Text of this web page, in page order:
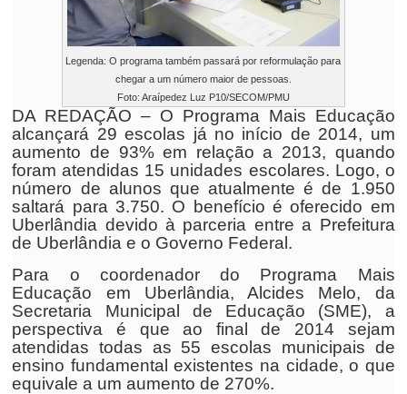
Legenda: O programa também passará por reformulação para
chegar a um número maior de pessoas.
Foto: Araípedez Luz P10/SECOM/PMU
DA REDAÇÃO – O Programa Mais Educação
alcançará 29 escolas já no início de 2014, um
aumento de 93% em relação a 2013, quando
foram atendidas 15 unidades escolares. Logo, o
número de alunos que atualmente é de 1.950
saltará para 3.750. O benefício é oferecido em
Uberlândia devido à parceria entre a Prefeitura
de Uberlândia e o Governo Federal.
Para o coordenador do Programa Mais
Educação em Uberlândia, Alcides Melo, da
Secretaria Municipal de Educação (SME), a
perspectiva é que ao final de 2014 sejam
atendidas todas as 55 escolas municipais de
ensino fundamental existentes na cidade, o que
equivale a um aumento de 270%.